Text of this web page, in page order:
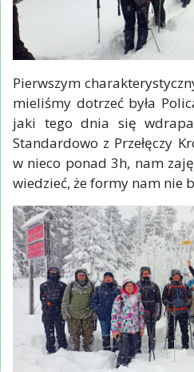
Pierwszym
mieliśmy dotrzeć była
jaki tego dnia się
Standardowo z Przełęczy
w nieco ponad 3h, nam
wiedzieć, że formy nam nie